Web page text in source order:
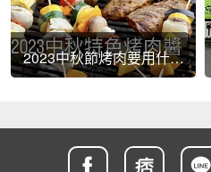
2023中秋節烤肉要用什麼